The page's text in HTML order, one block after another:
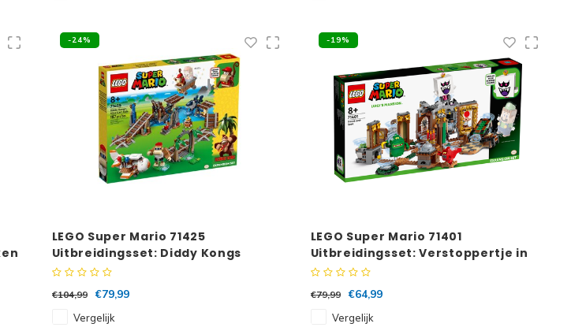
-24%
LEGO Super Mario 71425
Uitbreidingsset: Diddy Kongs
mijnwagenrit
€104,99
€79,99
Vergelijk
-19%
LEGO Super Mario 71401
Uitbreidingsset: Verstoppertje in
Luigi’s Mansion
€79,99
€64,99
Vergelijk